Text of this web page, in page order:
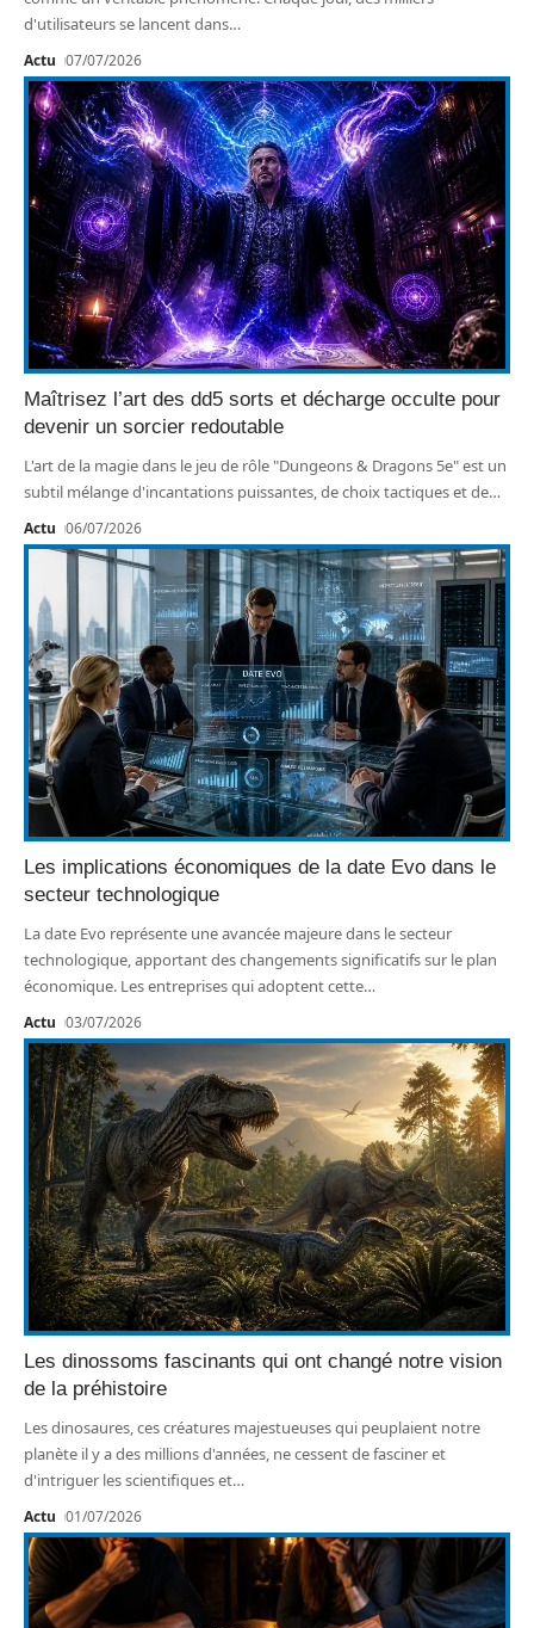
d'utilisateurs se lancent dans…
Actu 07/07/2026
Maîtrisez l’art des dd5 sorts et décharge occulte pour
devenir un sorcier redoutable
L'art de la magie dans le jeu de rôle "Dungeons & Dragons 5e" est un
subtil mélange d'incantations puissantes, de choix tactiques et de…
Actu 06/07/2026
Les implications économiques de la date Evo dans le
secteur technologique
La date Evo représente une avancée majeure dans le secteur
technologique, apportant des changements significatifs sur le plan
économique. Les entreprises qui adoptent cette…
Actu 03/07/2026
Les dinossoms fascinants qui ont changé notre vision
de la préhistoire
Les dinosaures, ces créatures majestueuses qui peuplaient notre
planète il y a des millions d'années, ne cessent de fasciner et
d'intriguer les scientifiques et…
Actu 01/07/2026